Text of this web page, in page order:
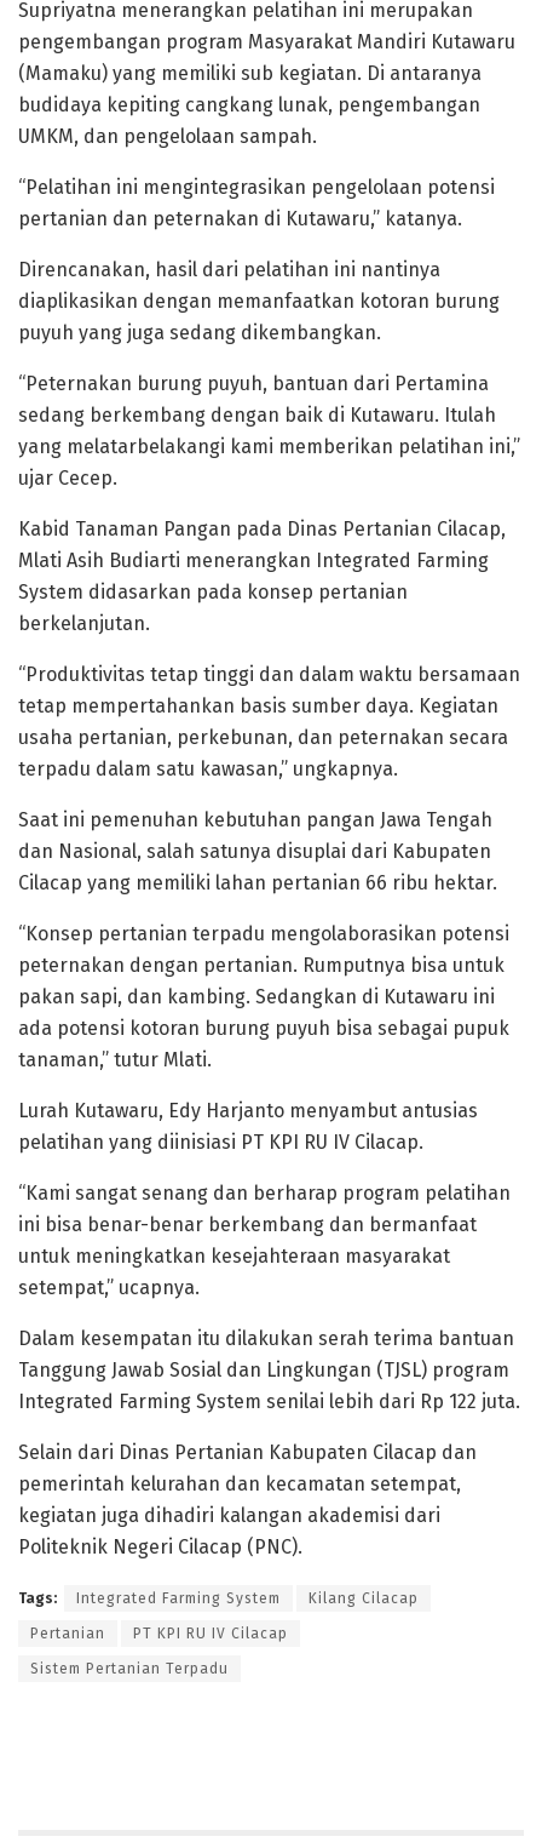
Supriyatna menerangkan pelatihan ini merupakan
pengembangan program Masyarakat Mandiri Kutawaru
(Mamaku) yang memiliki sub kegiatan. Di antaranya
budidaya kepiting cangkang lunak, pengembangan
UMKM, dan pengelolaan sampah.
“Pelatihan ini mengintegrasikan pengelolaan potensi
pertanian dan peternakan di Kutawaru,” katanya.
Direncanakan, hasil dari pelatihan ini nantinya
diaplikasikan dengan memanfaatkan kotoran burung
puyuh yang juga sedang dikembangkan.
“Peternakan burung puyuh, bantuan dari Pertamina
sedang berkembang dengan baik di Kutawaru. Itulah
yang melatarbelakangi kami memberikan pelatihan ini,”
ujar Cecep.
Kabid Tanaman Pangan pada Dinas Pertanian Cilacap,
Mlati Asih Budiarti menerangkan Integrated Farming
System didasarkan pada konsep pertanian
berkelanjutan.
“Produktivitas tetap tinggi dan dalam waktu bersamaan
tetap mempertahankan basis sumber daya. Kegiatan
usaha pertanian, perkebunan, dan peternakan secara
terpadu dalam satu kawasan,” ungkapnya.
Saat ini pemenuhan kebutuhan pangan Jawa Tengah
dan Nasional, salah satunya disuplai dari Kabupaten
Cilacap yang memiliki lahan pertanian 66 ribu hektar.
“Konsep pertanian terpadu mengolaborasikan potensi
peternakan dengan pertanian. Rumputnya bisa untuk
pakan sapi, dan kambing. Sedangkan di Kutawaru ini
ada potensi kotoran burung puyuh bisa sebagai pupuk
tanaman,” tutur Mlati.
Lurah Kutawaru, Edy Harjanto menyambut antusias
pelatihan yang diinisiasi PT KPI RU IV Cilacap.
“Kami sangat senang dan berharap program pelatihan
ini bisa benar-benar berkembang dan bermanfaat
untuk meningkatkan kesejahteraan masyarakat
setempat,” ucapnya.
Dalam kesempatan itu dilakukan serah terima bantuan
Tanggung Jawab Sosial dan Lingkungan (TJSL) program
Integrated Farming System senilai lebih dari Rp 122 juta.
Selain dari Dinas Pertanian Kabupaten Cilacap dan
pemerintah kelurahan dan kecamatan setempat,
kegiatan juga dihadiri kalangan akademisi dari
Politeknik Negeri Cilacap (PNC).
Tags: Integrated Farming System Kilang Cilacap
Pertanian PT KPI RU IV Cilacap
Sistem Pertanian Terpadu